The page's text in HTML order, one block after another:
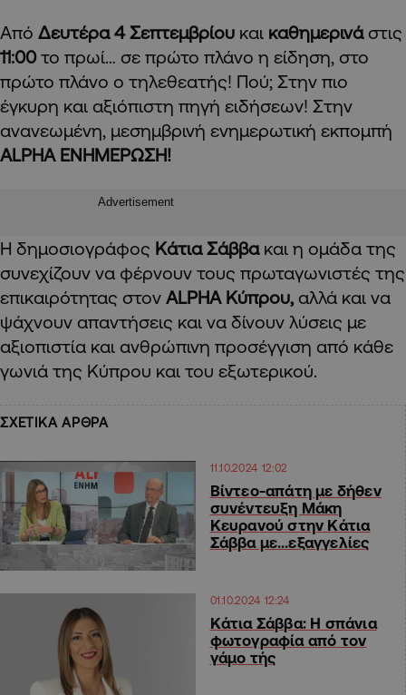
Από Δευτέρα 4 Σεπτεμβρίου και καθημερινά στις
11:00το πρωί… σε πρώτο πλάνο η είδηση, στο
πρώτο πλάνο ο τηλεθεατής! Πού; Στην πιο
έγκυρη και αξιόπιστη πηγή ειδήσεων! Στην
ανανεωμένη, μεσημβρινή ενημερωτική εκπομπή
ALPHA ΕΝΗΜΕΡΩΣΗ!
Advertisement
Η δημοσιογράφος Κάτια Σάββακαι η ομάδα της
συνεχίζουν να φέρνουν τους πρωταγωνιστές της
επικαιρότητας στον ALPHA Κύπρου, αλλά και να
ψάχνουν απαντήσεις και να δίνουν λύσεις με
αξιοπιστία και ανθρώπινη προσέγγιση από κάθε
γωνιά της Κύπρου και του εξωτερικού.
ΣΧΕΤΙΚΑ ΑΡΘΡΑ
11.10.2024 12:02
Βίντεο-απάτη με δήθεν
συνέντευξη Μάκη
Κευρανού στην Κάτια
Σάββα με…εξαγγελίες
01.10.2024 12:24
Κάτια Σάββα: Η σπάνια
φωτογραφία από τον
γάμο τής